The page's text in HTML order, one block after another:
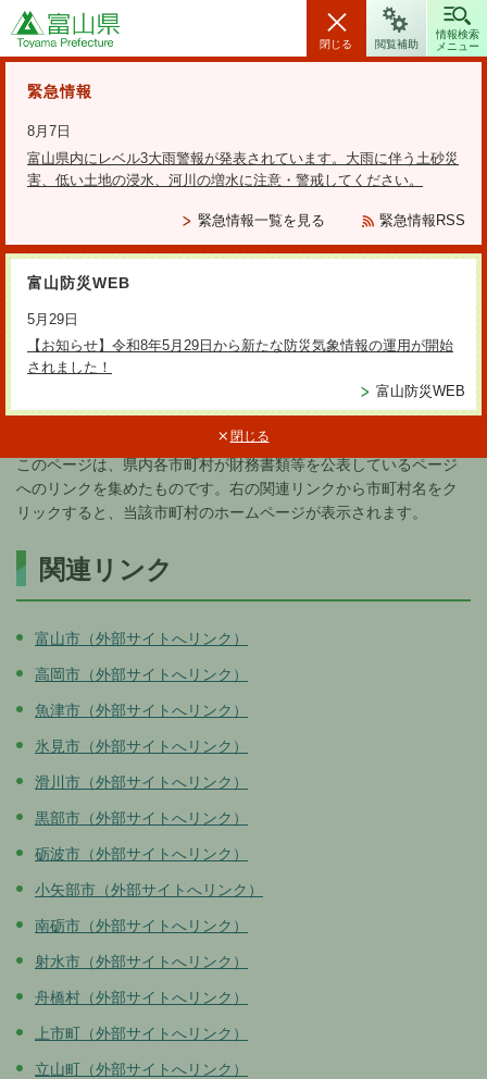
富山県
閉じる 閲覧補助
情報検索
メニュー
緊急情報
8月7日
富山県内にレベル3大雨警報が発表されています。大雨に伴う土砂災
害、低い土地の浸水、河川の増水に注意・警戒してください。
緊急情報一覧を見る 緊急情報RSS
富山防災WEB
5月29日
【お知らせ】令和8年5月29日から新たな防災気象情報の運用が開始
されました！
富山防災WEB
閉じる
テーマから探す
県内市町村の財務書類の公表につ
このページは、県内各市町村が財務書類等を公表しているページ
へのリンクを集めたものです。右の関連リンクから市町村名をク
リックすると、当該市町村のホームページが表示されます。
関連リンク
富山市（外部サイトへリンク）
高岡市（外部サイトへリンク）
魚津市（外部サイトへリンク）
氷見市（外部サイトへリンク）
滑川市（外部サイトへリンク）
黒部市（外部サイトへリンク）
砺波市（外部サイトへリンク）
小矢部市（外部サイトへリンク）
南砺市（外部サイトへリンク）
射水市（外部サイトへリンク）
舟橋村（外部サイトへリンク）
上市町（外部サイトへリンク）
立山町（外部サイトへリンク）